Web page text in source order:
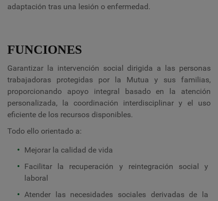
adaptación tras una lesión o enfermedad.
FUNCIONES
Garantizar la intervención social dirigida a las personas
trabajadoras protegidas por la Mutua y sus familias,
proporcionando apoyo integral basado en la atención
personalizada, la coordinación interdisciplinar y el uso
eficiente de los recursos disponibles.
Todo ello orientado a:
Mejorar la calidad de vida
Facilitar la recuperación y reintegración social y
laboral
Atender las necesidades sociales derivadas de la